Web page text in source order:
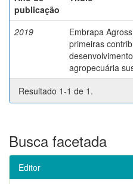
publicação
2019
Embrapa
primeiras
agropecuária
Resultado 1-1 de 1.
Busca facetada
Editor